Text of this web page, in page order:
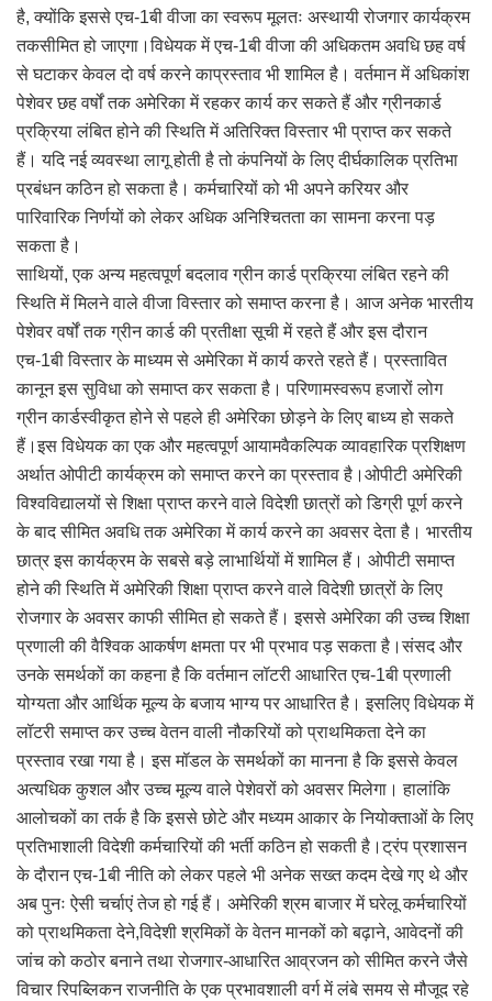
है, क्योंकि इससे एच-1बी वीजा का स्वरूप मूलतः अस्थायी रोजगार कार्यक्रम
तकसीमित हो जाएगा।विधेयक में एच-1बी वीजा की अधिकतम अवधि छह वर्ष
से घटाकर केवल दो वर्ष करने काप्रस्ताव भी शामिल है। वर्तमान में अधिकांश
पेशेवर छह वर्षों तक अमेरिका में रहकर कार्य कर सकते हैं और ग्रीनकार्ड
प्रक्रिया लंबित होने की स्थिति में अतिरिक्त विस्तार भी प्राप्त कर सकते
हैं। यदि नई व्यवस्था लागू होती है तो कंपनियों के लिए दीर्घकालिक प्रतिभा
प्रबंधन कठिन हो सकता है। कर्मचारियों को भी अपने करियर और
पारिवारिक निर्णयों को लेकर अधिक अनिश्चितता का सामना करना पड़
सकता है।
साथियों, एक अन्य महत्वपूर्ण बदलाव ग्रीन कार्ड प्रक्रिया लंबित रहने की
स्थिति में मिलने वाले वीजा विस्तार को समाप्त करना है। आज अनेक भारतीय
पेशेवर वर्षों तक ग्रीन कार्ड की प्रतीक्षा सूची में रहते हैं और इस दौरान
एच-1बी विस्तार के माध्यम से अमेरिका में कार्य करते रहते हैं। प्रस्तावित
कानून इस सुविधा को समाप्त कर सकता है। परिणामस्वरूप हजारों लोग
ग्रीन कार्डस्वीकृत होने से पहले ही अमेरिका छोड़ने के लिए बाध्य हो सकते
हैं।इस विधेयक का एक और महत्वपूर्ण आयामवैकल्पिक व्यावहारिक प्रशिक्षण
अर्थात ओपीटी कार्यक्रम को समाप्त करने का प्रस्ताव है।ओपीटी अमेरिकी
विश्वविद्यालयों से शिक्षा प्राप्त करने वाले विदेशी छात्रों को डिग्री पूर्ण करने
के बाद सीमित अवधि तक अमेरिका में कार्य करने का अवसर देता है। भारतीय
छात्र इस कार्यक्रम के सबसे बड़े लाभार्थियों में शामिल हैं। ओपीटी समाप्त
होने की स्थिति में अमेरिकी शिक्षा प्राप्त करने वाले विदेशी छात्रों के लिए
रोजगार के अवसर काफी सीमित हो सकते हैं। इससे अमेरिका की उच्च शिक्षा
प्रणाली की वैश्विक आकर्षण क्षमता पर भी प्रभाव पड़ सकता है।संसद और
उनके समर्थकों का कहना है कि वर्तमान लॉटरी आधारित एच-1बी प्रणाली
योग्यता और आर्थिक मूल्य के बजाय भाग्य पर आधारित है। इसलिए विधेयक में
लॉटरी समाप्त कर उच्च वेतन वाली नौकरियों को प्राथमिकता देने का
प्रस्ताव रखा गया है। इस मॉडल के समर्थकों का मानना है कि इससे केवल
अत्यधिक कुशल और उच्च मूल्य वाले पेशेवरों को अवसर मिलेगा। हालांकि
आलोचकों का तर्क है कि इससे छोटे और मध्यम आकार के नियोक्ताओं के लिए
प्रतिभाशाली विदेशी कर्मचारियों की भर्ती कठिन हो सकती है।ट्रंप प्रशासन
के दौरान एच-1बी नीति को लेकर पहले भी अनेक सख्त कदम देखे गए थे और
अब पुनः ऐसी चर्चाएं तेज हो गई हैं। अमेरिकी श्रम बाजार में घरेलू कर्मचारियों
को प्राथमिकता देने,विदेशी श्रमिकों के वेतन मानकों को बढ़ाने, आवेदनों की
जांच को कठोर बनाने तथा रोजगार-आधारित आव्रजन को सीमित करने जैसे
विचार रिपब्लिकन राजनीति के एक प्रभावशाली वर्ग में लंबे समय से मौजूद रहे